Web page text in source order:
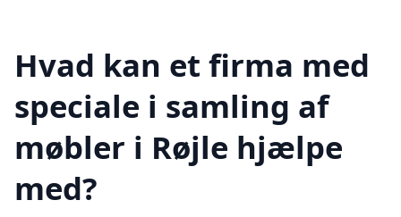
Hvad kan et firma med
speciale i samling af
møbler i Røjle hjælpe
med?